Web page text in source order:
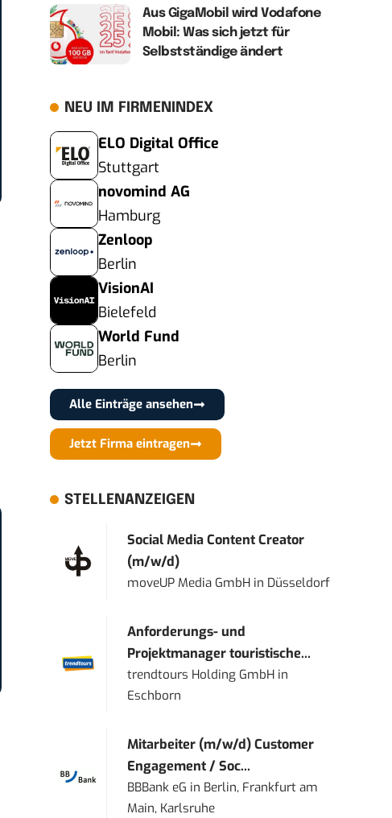
Aus GigaMobil wird Vodafone
Mobil: Was sich jetzt für
Selbstständige ändert
NEU IM FIRMENINDEX
ELO Digital Office
Stuttgart
novomind AG
Hamburg
Zenloop
Berlin
VisionAI
Bielefeld
World Fund
Berlin
Alle Einträge ansehen
Jetzt Firma eintragen
STELLENANZEIGEN
Social Media Content Creator
(m/w/d)
moveUP Media GmbH in Düsseldorf
Anforderungs- und
Projektmanager touristische...
trendtours Holding GmbH in
Eschborn
Mitarbeiter (m/w/d) Customer
Engagement / Soc...
BBBank eG in Berlin, Frankfurt am
Main, Karlsruhe